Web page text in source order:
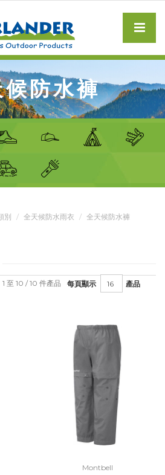
候防水褲
別 全天候防水雨衣 全天候防水褲
每頁顯示 產品
1 至 10 / 10 件產品
Montbell